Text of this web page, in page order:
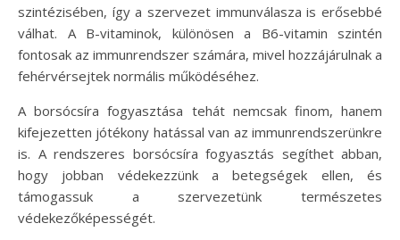
szintézisében, így a szervezet immunválasza is erősebbé
válhat. A B-vitaminok, különösen a B6-vitamin szintén
fontosak az immunrendszer számára, mivel hozzájárulnak a
fehérvérsejtek normális működéséhez.
A borsócsíra fogyasztása tehát nemcsak finom, hanem
kifejezetten jótékony hatással van az immunrendszerünkre
is. A rendszeres borsócsíra fogyasztás segíthet abban,
hogy jobban védekezzünk a betegségek ellen, és
támogassuk a szervezetünk természetes
védekezőképességét.